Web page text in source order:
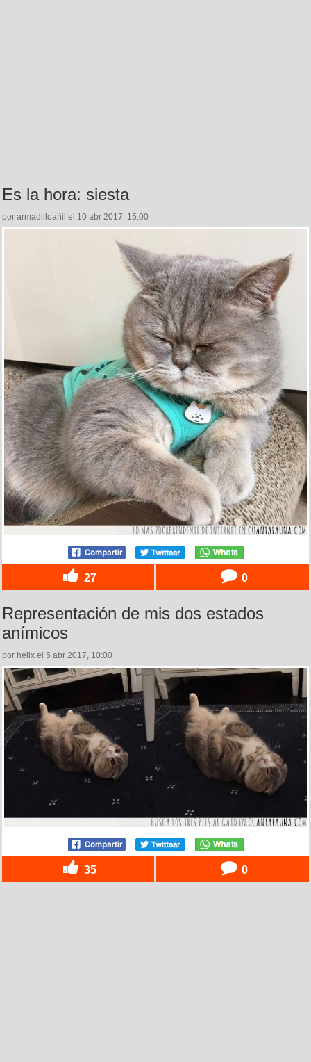
Es la hora: siesta
por armadilloañil el 10 abr 2017, 15:00
27 0
Representación de mis dos estados
anímicos
por helix el 5 abr 2017, 10:00
35 0